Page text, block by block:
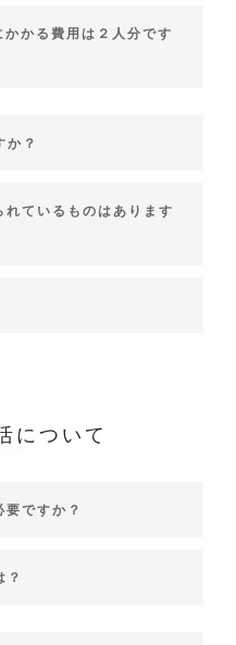
かる費用は２人分です
か？
ているものはあります
について
ですか？
？